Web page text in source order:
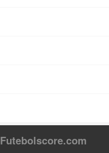
Futebolscore.com